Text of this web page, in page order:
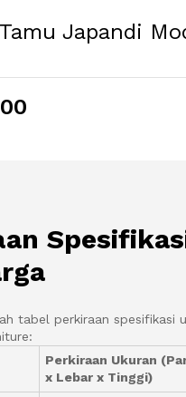
Japandi
tabel perkiraan spesifikasi
Perkiraan Ukuran
x Lebar x Tinggi)